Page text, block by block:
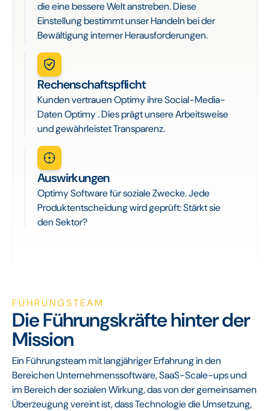
die eine bessere Welt anstreben. Diese
Einstellung bestimmt unser Handeln bei der
Bewältigung interner Herausforderungen.
Rechenschaftspflicht
Kunden vertrauen Optimy ihre Social-Media-
Daten Optimy . Dies prägt unsere Arbeitsweise
und gewährleistet Transparenz.
Auswirkungen
Optimy Software für soziale Zwecke. Jede
Produktentscheidung wird geprüft: Stärkt sie
den Sektor?
FÜHRUNGSTEAM
Die Führungskräfte hinter der
Mission
Ein Führungsteam mit langjähriger Erfahrung in den
Bereichen Unternehmenssoftware, SaaS-Scale-ups und
im Bereich der sozialen Wirkung, das von der gemeinsamen
Überzeugung vereint ist, dass Technologie die Umsetzung,